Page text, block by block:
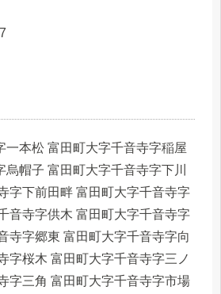
一本松 富田町大字千音寺字稲屋
帽子 富田町大字千音寺字下川
字下前田畔 富田町大字千音寺字
音寺字供木 富田町大字千音寺字
寺字郷東 富田町大字千音寺字向
字桜木 富田町大字千音寺字三ノ
字三角 富田町大字千音寺字市場